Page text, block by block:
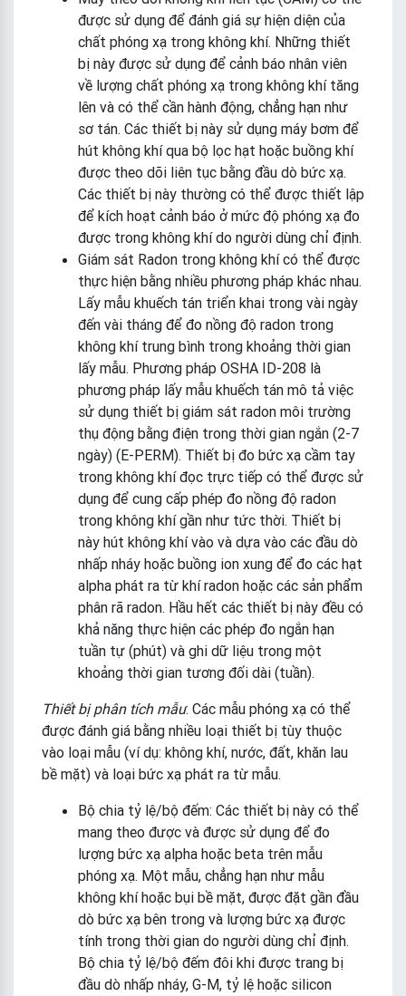
được sử dụng để đánh giá sự hiện diện của
chất phóng xạ trong không khí. Những thiết
bị này được sử dụng để cảnh báo nhân viên
về lượng chất phóng xạ trong không khí tăng
lên và có thể cần hành động, chẳng hạn như
sơ tán. Các thiết bị này sử dụng máy bơm để
hút không khí qua bộ lọc hạt hoặc buồng khí
được theo dõi liên tục bằng đầu dò bức xạ.
Các thiết bị này thường có thể được thiết lập
để kích hoạt cảnh báo ở mức độ phóng xạ đo
được trong không khí do người dùng chỉ định.
Giám sát Radon trong không khí có thể được
thực hiện bằng nhiều phương pháp khác nhau.
Lấy mẫu khuếch tán triển khai trong vài ngày
đến vài tháng để đo nồng độ radon trong
không khí trung bình trong khoảng thời gian
lấy mẫu. Phương pháp OSHA ID-208 là
phương pháp lấy mẫu khuếch tán mô tả việc
sử dụng thiết bị giám sát radon môi trường
thụ động bằng điện trong thời gian ngắn (2-7
ngày) (E-PERM). Thiết bị đo bức xạ cầm tay
trong không khí đọc trực tiếp có thể được sử
dụng để cung cấp phép đo nồng độ radon
trong không khí gần như tức thời. Thiết bị
này hút không khí vào và dựa vào các đầu dò
nhấp nháy hoặc buồng ion xung để đo các hạt
alpha phát ra từ khí radon hoặc các sản phẩm
phân rã radon. Hầu hết các thiết bị này đều có
khả năng thực hiện các phép đo ngắn hạn
tuần tự (phút) và ghi dữ liệu trong một
khoảng thời gian tương đối dài (tuần).
Thiết bị phân tích mẫu: Các mẫu phóng xạ có thể
được đánh giá bằng nhiều loại thiết bị tùy thuộc
vào loại mẫu (ví dụ: không khí, nước, đất, khăn lau
bề mặt) và loại bức xạ phát ra từ mẫu.
Bộ chia tỷ lệ/bộ đếm: Các thiết bị này có thể
mang theo được và được sử dụng để đo
lượng bức xạ alpha hoặc beta trên mẫu
phóng xạ. Một mẫu, chẳng hạn như mẫu
không khí hoặc bụi bề mặt, được đặt gần đầu
dò bức xạ bên trong và lượng bức xạ được
tính trong thời gian do người dùng chỉ định.
Bộ chia tỷ lệ/bộ đếm đôi khi được trang bị
đầu dò nhấp nháy, G-M, tỷ lệ hoặc silicon